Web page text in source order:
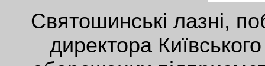
Святошинські лазні,
директора